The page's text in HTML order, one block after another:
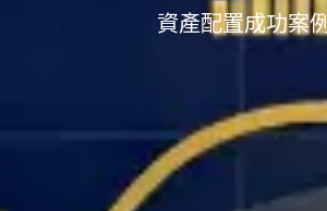
資產配置成功案例